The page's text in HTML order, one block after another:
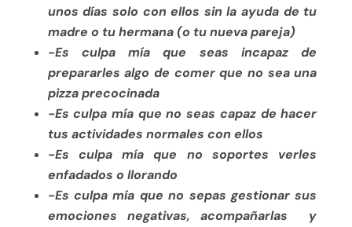
unos días solo con ellos sin la ayuda de tu
madre o tu hermana (o tu nueva pareja)
-Es culpa mía que seas incapaz de
prepararles algo de comer que no sea una
pizza precocinada
-Es culpa mía que no seas capaz de hacer
tus actividades normales con ellos
-Es culpa mía que no soportes verles
enfadados o llorando
-Es culpa mía que no sepas gestionar sus
emociones negativas, acompañarlas y